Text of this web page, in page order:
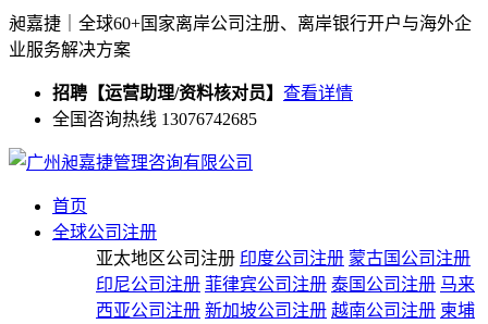
昶嘉捷｜全球60+国家离岸公司注册、离岸银行开户与海外企
业服务解决方案
招聘【运营助理/资料核对员】 查看详情
全国咨询热线 13076742685
首页
全球公司注册
亚太地区公司注册 印度公司注册 蒙古国公司注册
印尼公司注册 菲律宾公司注册 泰国公司注册 马来
西亚公司注册 新加坡公司注册 越南公司注册 柬埔